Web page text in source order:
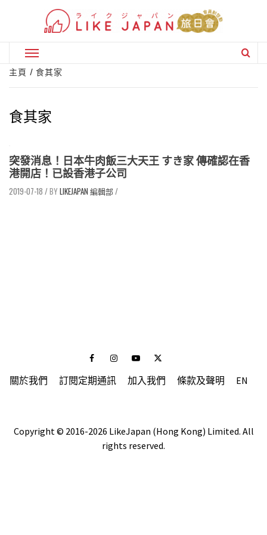
Primary
Menu
主頁 食其家
食其家
突發消息！日本牛肉飯三大天王 すき家 傳確認在香
港開店！已設香港子公司
2019-07-18 / LIKEJAPAN 編輯部/
FacebookInstagramYoutubeTwitter
關於我們 訂閱定期通訊 加入我們 條款及聲明 EN
Copyright © 2016-2026 LikeJapan (Hong Kong) Limited. All
rights reserved.